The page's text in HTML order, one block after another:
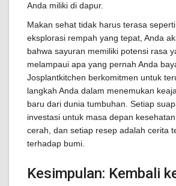
Anda miliki di dapur.
Makan sehat tidak harus terasa
eksplorasi rempah yang tepat, Anda
bahwa sayuran memiliki potensi rasa
melampaui apa yang pernah Anda
Josplantkitchen berkomitmen untuk
langkah Anda dalam menemukan
baru dari dunia tumbuhan. Setiap
investasi untuk masa depan
cerah, dan setiap resep adalah cerita
terhadap bumi.
Kesimpulan: Kembali